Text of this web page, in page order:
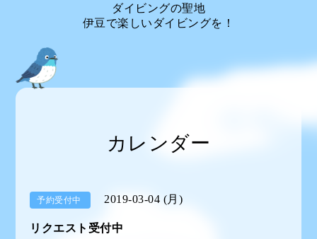
ダイビングの聖地
伊豆で楽しいダイビングを！
カレンダー
予約受付中 2019-03-04 (月)
リクエスト受付中